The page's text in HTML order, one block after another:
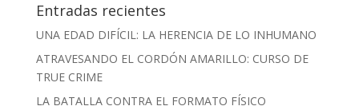
Entradas recientes
UNA EDAD DIFÍCIL: LA HERENCIA DE LO INHUMANO
ATRAVESANDO EL CORDÓN AMARILLO: CURSO DE
TRUE CRIME
LA BATALLA CONTRA EL FORMATO FÍSICO